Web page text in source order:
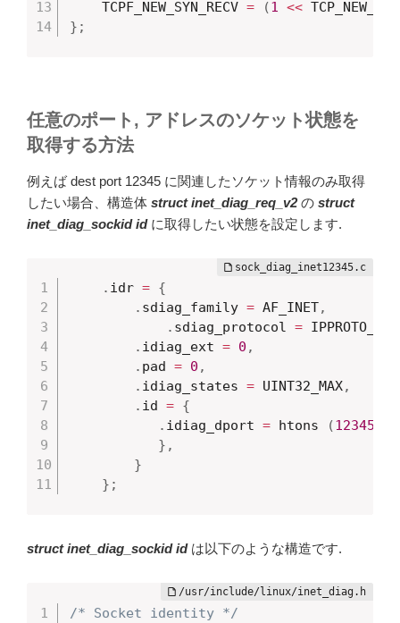
	TCPF_NEW_SYN_RECV
= (1 <<
} ;
任意のポート, アドレスのソケット状態を
取得する方法
例えば dest port 12345 に関連したソケット情報のみ取得
したい場合、構造体 struct inet_diag_req_v2の struct
inet_diag_sockid id に取得したい状態を設定します.
. idr = {
. sdiag_family = AF_INET,
. sdiag_protocol = IPPROTO_TCP
. idiag_ext = 0 ,
. pad = 0 ,
. idiag_states = UINT32_MAX,
. id = {
. idiag_dport = htons (12345
} ,
}
} ;
struct inet_diag_sockid id は以下のような構造です.
/* Socket identity */